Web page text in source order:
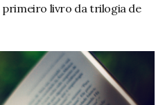
livro da trilogia de